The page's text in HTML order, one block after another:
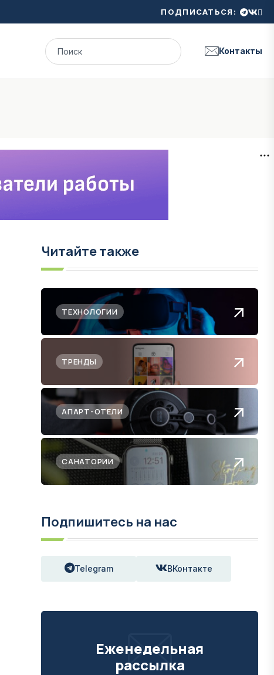
ПОДПИСАТЬСЯ:
Контакты
Читайте также
ТЕХНОЛОГИИ
ТРЕНДЫ
АПАРТ-ОТЕЛИ
САНАТОРИИ
Подпишитесь на нас
Telegram ВКонтакте
Еженедельная
рассылка